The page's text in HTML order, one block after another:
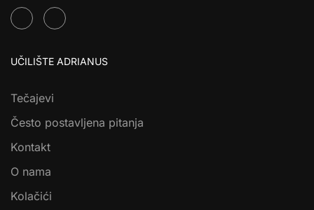
UČILIŠTE ADRIANUS
Tečajevi
Često postavljena pitanja
Kontakt
O nama
Kolačići